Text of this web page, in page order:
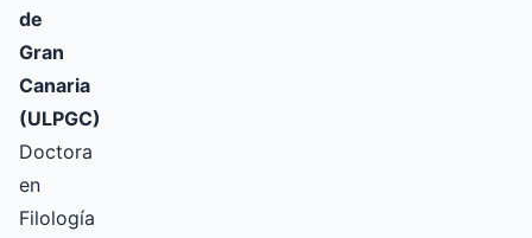
de
Gran
Canaria
(ULPGC)
Doctora
en
Filología